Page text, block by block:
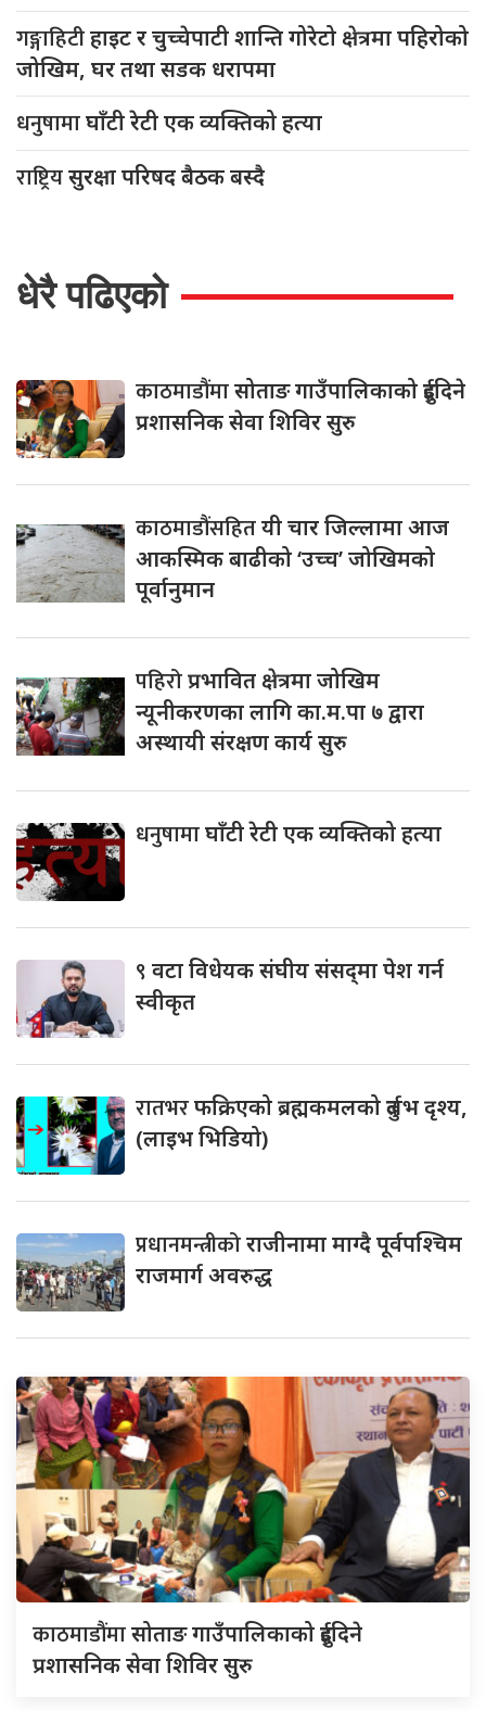
गङ्गाहिटीहाइट र चुच्चेपाटी शान्ति गोरेटो क्षेत्रमा पहिरोको
जोखिम, घर तथा सडक धरापमा
धनुषामाघाँटी रेटी एक व्यक्तिको हत्या
राष्ट्रियसुरक्षा परिषद बैठक बस्दै
धेरै पढिएको
काठमाडौंमासोताङ गाउँपालिकाको दुईदिने
प्रशासनिक सेवा शिविर सुरु
काठमाडौंसहितयी चार जिल्लामा आज
आकस्मिक बाढीको ‘उच्च’ जोखिमको
पूर्वानुमान
पहिरोप्रभावित क्षेत्रमा जोखिम
न्यूनीकरणका लागि का.म.पा ७ द्वारा
अस्थायी संरक्षण कार्य सुरु
धनुषामाघाँटी रेटी एक व्यक्तिको हत्या
९ वटा विधेयक संघीय संसद्‌मा पेश गर्न
स्वीकृत
रातभरफक्रिएको ब्रह्मकमलको दुर्लभ दृश्य,
(लाइभ भिडियो)
प्रधानमन्त्रीकोराजीनामा माग्दै पूर्वपश्चिम
राजमार्ग अवरुद्ध
काठमाडौंमासोताङ गाउँपालिकाको दुईदिने
प्रशासनिक सेवा शिविर सुरु